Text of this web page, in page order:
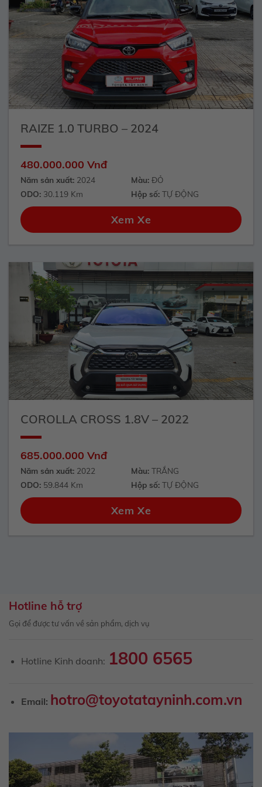
RAIZE 1.0 TURBO – 2024
480.000.000 Vnđ
Năm sản xuất:2024 Màu: ĐỎ
ODO:30.119 Km Hộp số: TỰ ĐỘNG
Xem Xe
COROLLA CROSS 1.8V – 2022
685.000.000 Vnđ
Năm sản xuất:2022 Màu: TRẮNG
ODO:59.844 Km Hộp số: TỰ ĐỘNG
Xem Xe
Hotline hỗ trợ
Gọi để được tư vấn về sản phẩm, dịch vụ
Hotline Kinh doanh: 1800 6565
Email: hotro@toyotatayninh.com.vn